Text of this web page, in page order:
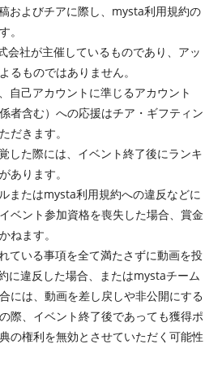
およびチアに際し、mysta利用規約の
。
会社が主催しているものであり、アッ
るものではありません。
自己アカウントに準じるアカウント
者含む）への応援はチア・ギフティン
だきます。
した際には、イベント終了後にランキ
あります。
またはmysta利用規約への違反などに
ベント参加資格を喪失した場合、賞金
ねます。
ている事項を全て満たさずに動画を投
に違反した場合、またはmystaチーム
には、動画を差し戻しや非公開にする
際、イベント終了後であっても獲得ポ
の権利を無効とさせていただく可能性